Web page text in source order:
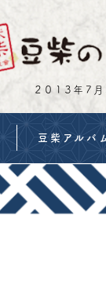
２０１３年７
豆柴アルバ
豆柴イベント
よくある質問